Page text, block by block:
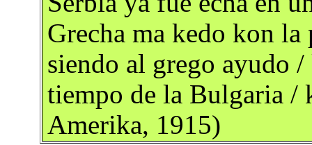
Grecha ma kedo kon la
siendo al grego ayudo
tiempo de la Bulgaria /
Amerika, 1915)